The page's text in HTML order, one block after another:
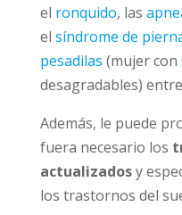
el ronquido, las
el síndrome de
pesadilas (mujer con
desagradables)
Además, le puede
fuera necesario los
actualizadosy
los trastornos del